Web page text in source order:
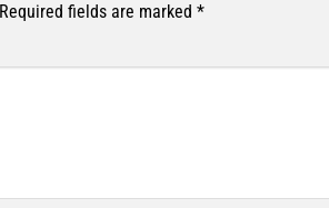
Required fields are marked *